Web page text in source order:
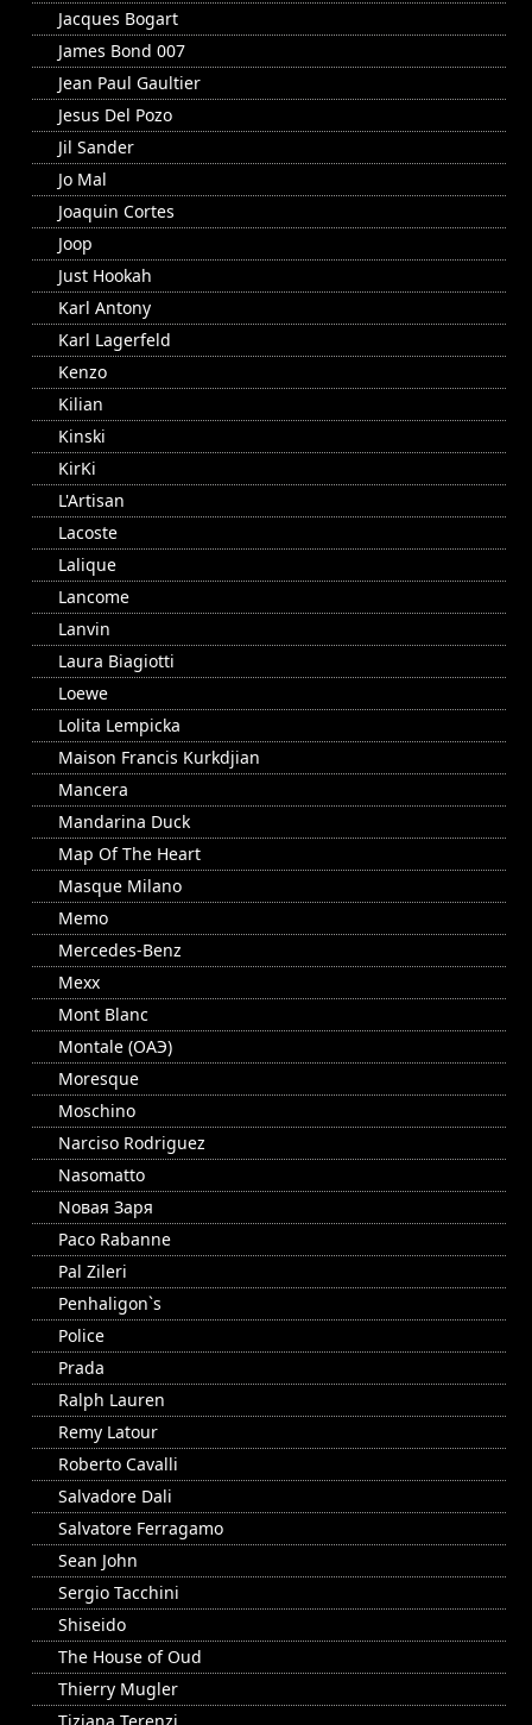
Jacques Bogart
James Bond 007
Jean Paul Gaultier
Jesus Del Pozo
Jil Sander
Jo Mal
Joaquin Cortes
Joop
Just Hookah
Karl Antony
Karl Lagerfeld
Kenzo
Kilian
Kinski
KirKi
L'Artisan
Lacoste
Lalique
Lancome
Lanvin
Laura Biagiotti
Loewe
Lolita Lempicka
Maison Francis Kurkdjian
Mancera
Mandarina Duck
Map Of The Heart
Masque Milano
Memo
Mercedes-Benz
Mexx
Mont Blanc
Montale (ОАЭ)
Moresque
Moschino
Narciso Rodriguez
Nasomatto
Nовая Заря
Paco Rabanne
Pal Zileri
Penhaligon`s
Police
Prada
Ralph Lauren
Remy Latour
Roberto Cavalli
Salvadore Dali
Salvatore Ferragamo
Sean John
Sergio Tacchini
Shiseido
The House of Oud
Thierry Mugler